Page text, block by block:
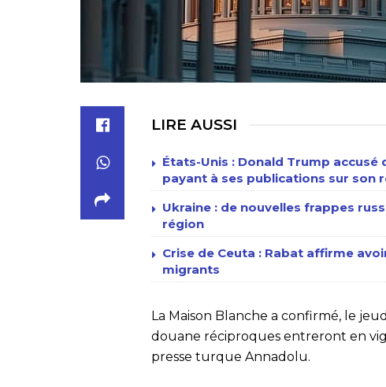
LIRE AUSSI
États-Unis : Donald Trump
payant à ses publications sur son
Ukraine : de nouvelles frappes
région
Crise de Ceuta : Rabat affirme
migrants
La Maison Blanche a confirmé, le
douane réciproques entreront en
presse turque Annadolu.